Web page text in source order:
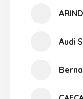
Audi